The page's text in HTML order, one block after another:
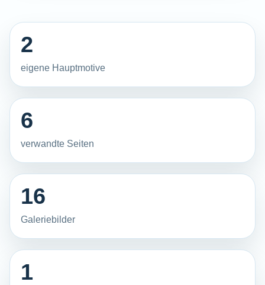
2
eigene Hauptmotive
6
verwandte Seiten
16
Galeriebilder
1